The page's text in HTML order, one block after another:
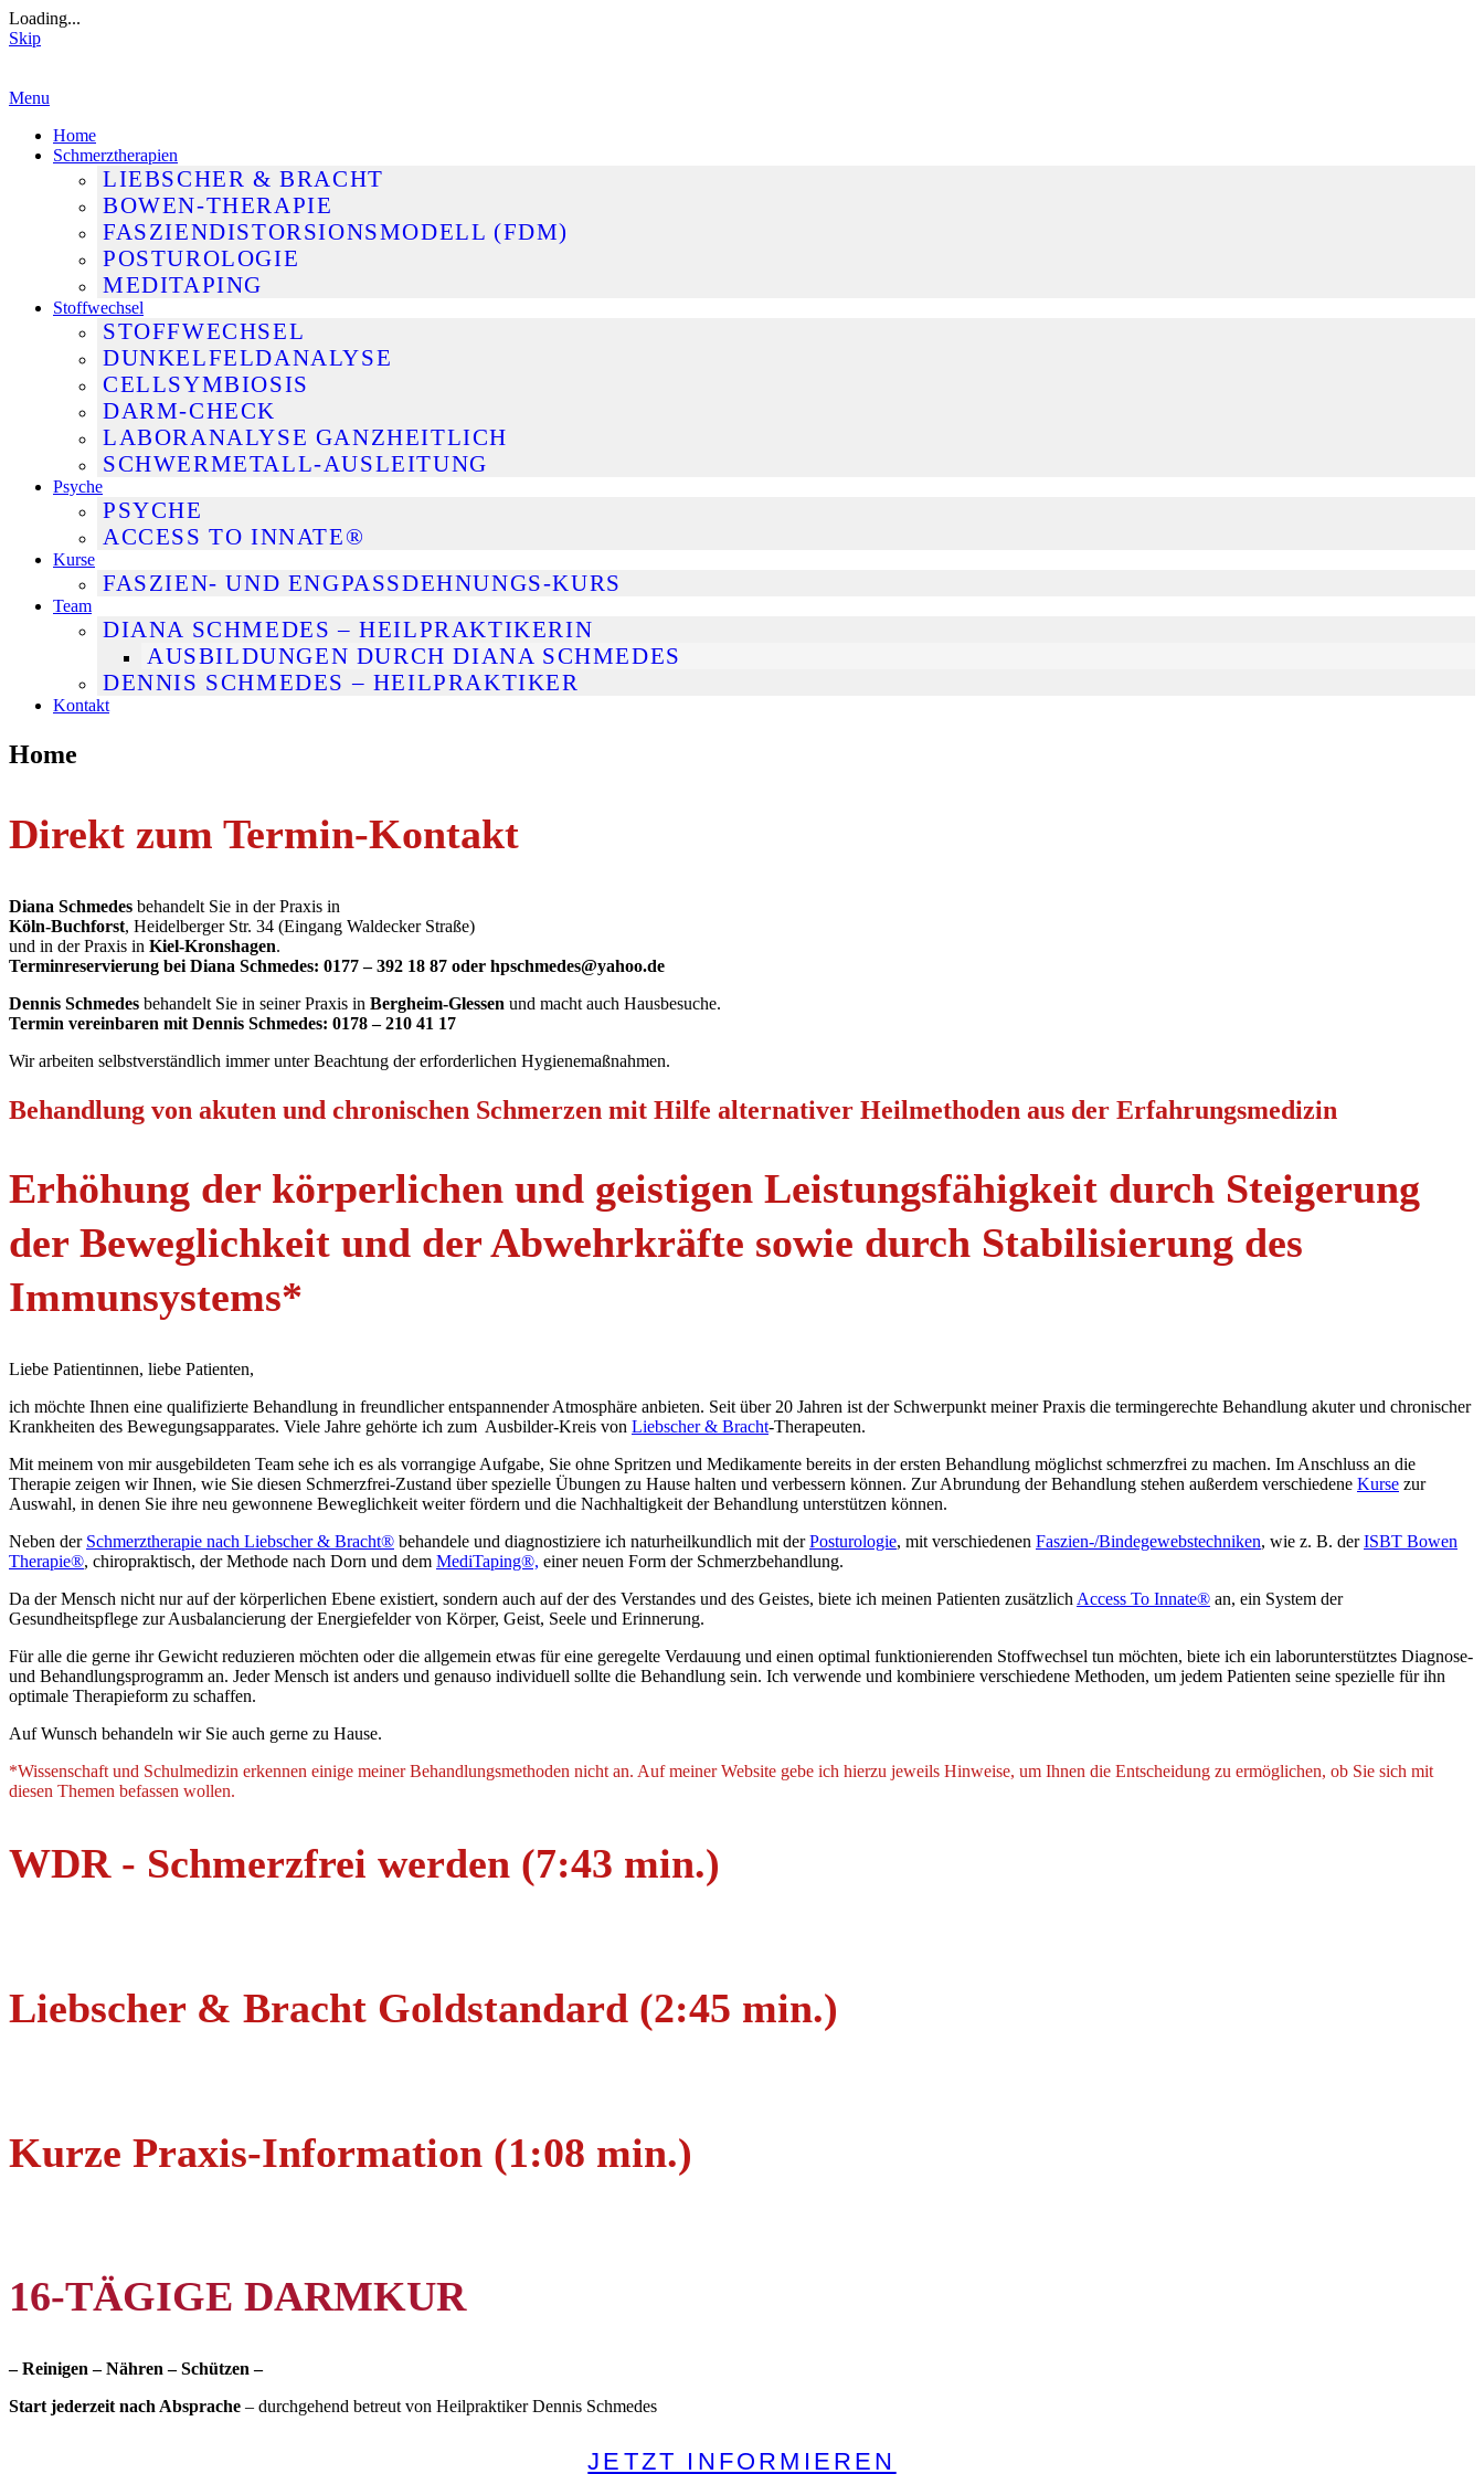
Loading...
Skip
Skip
content
Menu
Home
Schmerztherapien
LIEBSCHER & BRACHT
BOWEN-THERAPIE
FASZIENDISTORSIONSMODELL (FDM)
POSTUROLOGIE
MEDITAPING
Stoffwechsel
STOFFWECHSEL
DUNKELFELDANALYSE
CELLSYMBIOSIS
DARM-CHECK
LABORANALYSE GANZHEITLICH
SCHWERMETALL-AUSLEITUNG
Psyche
PSYCHE
ACCESS TO INNATE®
Kurse
FASZIEN- UND ENGPASSDEHNUNGS-KURS
Team
DIANA SCHMEDES – HEILPRAKTIKERIN
AUSBILDUNGEN DURCH DIANA SCHMEDES
DENNIS SCHMEDES – HEILPRAKTIKER
Kontakt
Home
Direkt zum Termin-Kontakt
Diana Schmedes behandelt Sie in der Praxis in
Köln-Buchforst, Heidelberger Str. 34 (Eingang Waldecker Straße)
und in der Praxis in Kiel-Kronshagen.
Terminreservierung bei Diana Schmedes: 0177 – 392 18 87 oder hpschmedes@yahoo.de
Dennis Schmedes behandelt Sie in seiner Praxis in Bergheim-Glessen und macht auch Hausbesuche.
Termin vereinbaren mit Dennis Schmedes: 0178 – 210 41 17
Wir arbeiten selbstverständlich immer unter Beachtung der erforderlichen Hygienemaßnahmen.
Behandlung von akuten und chronischen Schmerzen mit Hilfe alternativer Heilmethoden aus der Erfahrungsmedizin
Erhöhung der körperlichen und geistigen Leistungsfähigkeit durch Steigerung
der Beweglichkeit und der Abwehrkräfte sowie durch Stabilisierung des
Immunsystems*
Liebe Patientinnen, liebe Patienten,
ich möchte Ihnen eine qualifizierte Behandlung in freundlicher entspannender Atmosphäre anbieten. Seit über 20 Jahren ist der Schwerpunkt meiner Praxis die termingerechte Behandlung akuter und chronischer
Krankheiten des Bewegungsapparates. Viele Jahre gehörte ich zum Ausbilder-Kreis von Liebscher & Bracht-Therapeuten.
Mit meinem von mir ausgebildeten Team sehe ich es als vorrangige Aufgabe, Sie ohne Spritzen und Medikamente bereits in der ersten Behandlung möglichst schmerzfrei zu machen. Im Anschluss an die
Therapie zeigen wir Ihnen, wie Sie diesen Schmerzfrei-Zustand über spezielle Übungen zu Hause halten und verbessern können. Zur Abrundung der Behandlung stehen außerdem verschiedene Kurse zur
Auswahl, in denen Sie ihre neu gewonnene Beweglichkeit weiter fördern und die Nachhaltigkeit der Behandlung unterstützen können.
Neben der Schmerztherapie nach Liebscher & Bracht® behandele und diagnostiziere ich naturheilkundlich mit derPosturologie, mit verschiedenen Faszien-/Bindegewebstechniken, wie z. B. derISBT Bowen
Therapie®, chiropraktisch, der Methode nach Dorn und dem MediTaping®, einer neuen Form der Schmerzbehandlung.
Da der Mensch nicht nur auf der körperlichen Ebene existiert, sondern auch auf der des Verstandes und des Geistes, biete ich meinen Patienten zusätzlich Access To Innate® an, ein System der
Gesundheitspflege zur Ausbalancierung der Energiefelder von Körper, Geist, Seele und Erinnerung.
Für alle die gerne ihr Gewicht reduzieren möchten oder die allgemein etwas für eine geregelte Verdauung und einen optimal funktionierenden Stoffwechsel tun möchten, biete ich ein laborunterstütztes Diagnose-
und Behandlungsprogramm an. Jeder Mensch ist anders und genauso individuell sollte die Behandlung sein. Ich verwende und kombiniere verschiedene Methoden, um jedem Patienten seine spezielle für ihn
optimale Therapieform zu schaffen.
Auf Wunsch behandeln wir Sie auch gerne zu Hause.
*Wissenschaft und Schulmedizin erkennen einige meiner Behandlungsmethoden nicht an. Auf meiner Website gebe ich hierzu jeweils Hinweise, um Ihnen die Entscheidung zu ermöglichen, ob Sie sich mit
diesen Themen befassen wollen.
WDR - Schmerzfrei werden (7:43 min.)
Liebscher & Bracht Goldstandard (2:45 min.)
Kurze Praxis-Information (1:08 min.)
16-TÄGIGE DARMKUR
– Reinigen – Nähren – Schützen –
Start jederzeit nach Absprache – durchgehend betreut von Heilpraktiker Dennis Schmedes
JETZT INFORMIEREN